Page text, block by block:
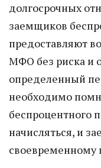
долгосрочных
заемщиков
предоставляют
МФО без риска и
определенный
необходимо
беспроцентного
начисляться, и
своевременному